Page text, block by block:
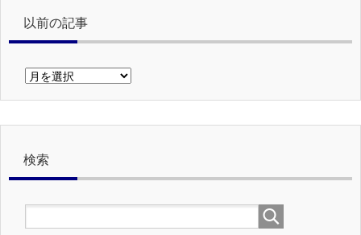
以前の記事
以
の
検索